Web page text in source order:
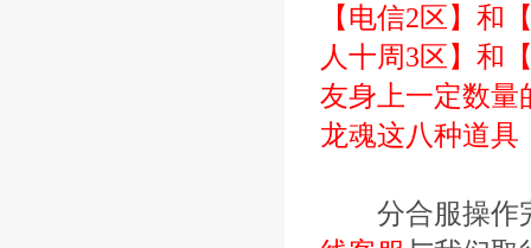
【电信2区】和
人十周3区】和
友身上一定数量
龙魂这八种道具
分合服操作完